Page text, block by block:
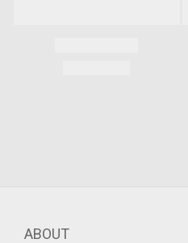
ABOUT